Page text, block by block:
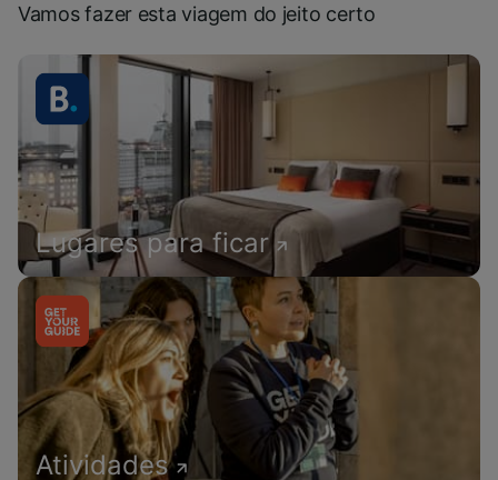
Vamos fazer esta viagem do jeito certo
Lugares para ficar
Atividades